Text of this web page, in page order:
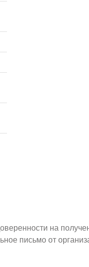
на
письмо от